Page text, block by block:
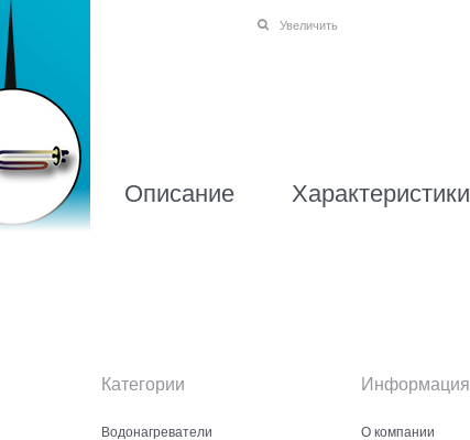
Увеличить
Описание Характеристики
Категории
Водонагреватели
Информация
О компании